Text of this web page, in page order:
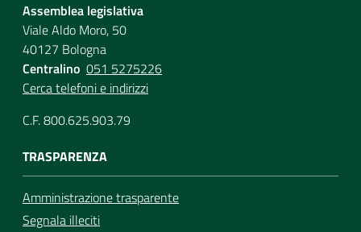
Assemblea legislativa
Viale Aldo Moro, 50
40127 Bologna
Centralino 051 5275226
Cerca telefoni e indirizzi
C.F. 800.625.903.79
TRASPARENZA
Amministrazione trasparente
Segnala illeciti